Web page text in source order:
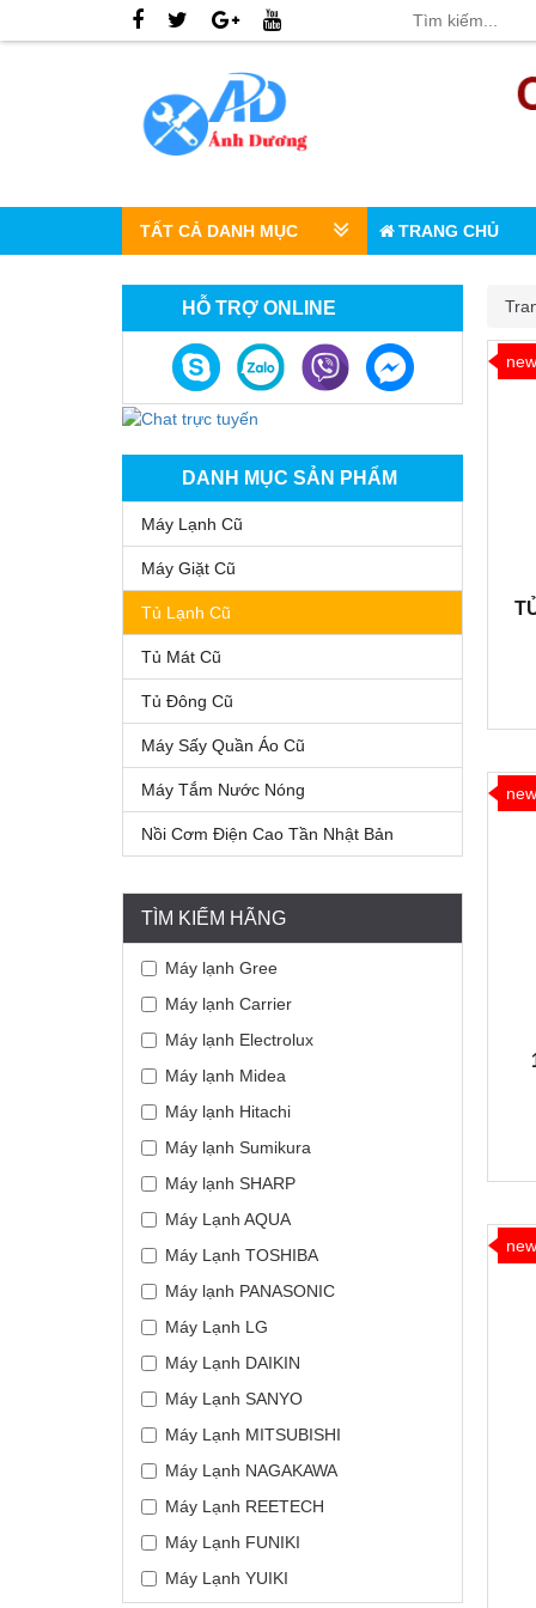
TẤT CẢ DANH MỤC TRANG CHỦ
HỖ TRỢ ONLINE
DANH MỤC SẢN PHẨM
Máy Lạnh Cũ
Máy Giặt Cũ
Tủ Lạnh Cũ
Tủ Mát Cũ
Tủ Đông Cũ
Máy Sấy Quần Áo Cũ
Máy Tắm Nước Nóng
Nồi Cơm Điện Cao Tần Nhật Bản
TÌM KIẾM HÃNG
Máy lạnh Gree
Máy lạnh Carrier
Máy lạnh Electrolux
Máy lạnh Midea
Máy lạnh Hitachi
Máy lạnh Sumikura
Máy lạnh SHARP
Máy Lạnh AQUA
Máy Lạnh TOSHIBA
Máy lạnh PANASONIC
Máy Lạnh LG
Máy Lạnh DAIKIN
Máy Lạnh SANYO
Máy Lạnh MITSUBISHI
Máy Lạnh NAGAKAWA
Máy Lạnh REETECH
Máy Lạnh FUNIKI
Máy Lạnh YUIKI
new
new
new